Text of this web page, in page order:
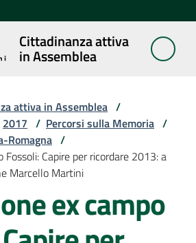
Cittadinanza attiva
in Assemblea
in
attiva in Assemblea /
2017 / Percorsi sulla Memoria /
Romagna /
Fossoli: Capire per ricordare 2013: a
Marcello Martini
ex campo